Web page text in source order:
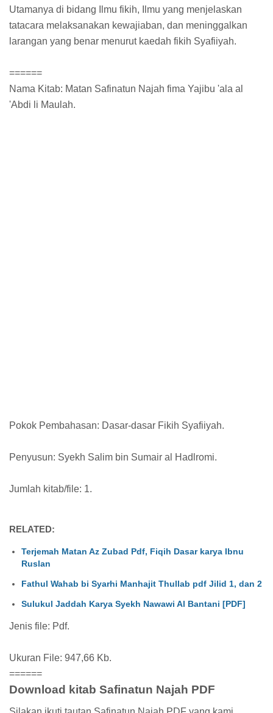
Utamanya di bidang Ilmu fikih, Ilmu yang menjelaskan
tatacara melaksanakan kewajiaban, dan meninggalkan
larangan yang benar menurut kaedah fikih Syafiiyah.
======
Nama Kitab: Matan Safinatun Najah fima Yajibu 'ala al
'Abdi li Maulah.
Pokok Pembahasan: Dasar-dasar Fikih Syafiiyah.
Penyusun: Syekh Salim bin Sumair al Hadlromi.
Jumlah kitab/file: 1.
RELATED:
Terjemah Matan Az Zubad Pdf, Fiqih Dasar karya Ibnu
Ruslan
Fathul Wahab bi Syarhi Manhajit Thullab pdf Jilid 1, dan 2
Sulukul Jaddah Karya Syekh Nawawi Al Bantani [PDF]
Jenis file: Pdf.
Ukuran File: 947,66 Kb.
======
Download kitab Safinatun Najah PDF